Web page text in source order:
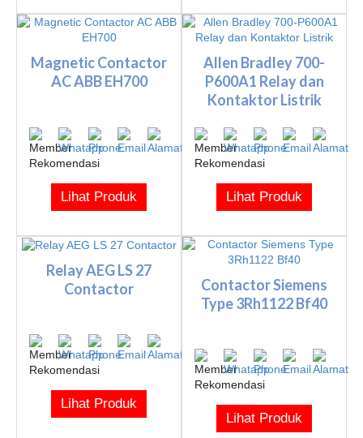
Magnetic Contactor
AC ABB EH700
Lihat Produk
Allen Bradley 700-
P600A1 Relay dan
Kontaktor Listrik
Lihat Produk
Relay AEG LS 27
Contactor
Lihat Produk
Contactor Siemens
Type 3Rh1122 Bf40
Lihat Produk